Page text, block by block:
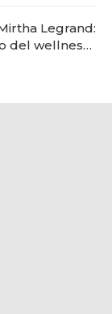
Legrand:
del wellness